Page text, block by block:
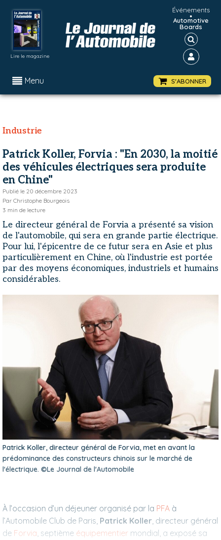
Lire le magazine
Événements
•
Automotive
Boards
Menu S'ABONNER
Industrie
Patrick Koller, Forvia : "En 2030, la moitié
des véhicules électriques sera produite
en Chine"
Publié le 20 décembre 2023
Par Christophe Bourgeois
3 min de lecture
Le directeur général de Forvia a présenté sa vision
de l'automobile, qui sera en grande partie électrique.
Pour lui, l'épicentre de ce futur sera en Asie et plus
particulièrement en Chine, où l'industrie est portée
par des moyens économiques, industriels et humains
considérables.
Patrick Koller, directeur général de Forvia, met en avant la
prédominance des constructeurs chinois sur le marché de
l'électrique. ©Le Journal de l'Automobile
À l’occasion d’un déjeuner organisé par la PFA à
l’Automobile Club de Paris, Patrick Koller, directeur général
de Forvia, septième équipementier mondial, a exposé sa